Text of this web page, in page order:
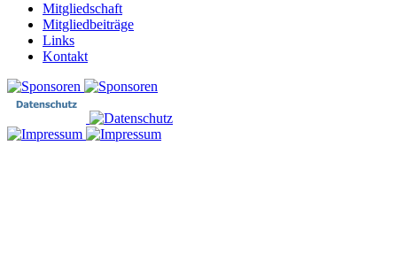
Mitgliedschaft
Mitgliedbeiträge
Links
Kontakt